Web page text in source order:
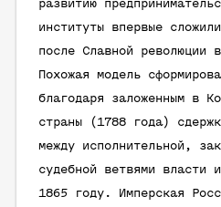
развитию
институты впервые
после Славной революции
Похожая модель
благодаря заложенным в
страны (1788 года)
между исполнительной,
судебной ветвями власти
1865 году. Имперская